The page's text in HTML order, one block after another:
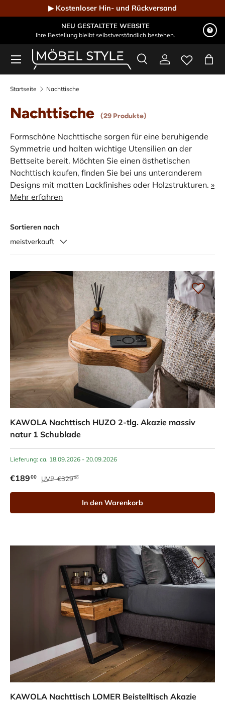
Direkt zum Inhalt
▶ Kostenloser Hin- und Rückversand
NEU GESTALTETE WEBSITE
Ihre Bestellung bleibt selbstverständlich bestehen.
Möbel Style - Der Online-Shop für Designmöbel
Suchen
SucheEinloggen
Menü
Startseite Nachttische
Nachttische (29 Produkte)
Formschöne Nachttische sorgen für eine beruhigende
Symmetrie und halten wichtige Utensilien an der
Bettseite bereit. Möchten Sie einen ästhetischen
Nachttisch kaufen, finden Sie bei uns unteranderem
Designs mit matten Lackfinishes oder Holzstrukturen. »
Mehr erfahren
Sortieren nach
meistverkauft
KAWOLA Nachttisch HUZO 2-tlg. Akazie massiv
natur 1 Schublade
Lieferung: ca. 18.09.2026 - 20.09.2026
€18900 UVP€32900
In den Warenkorb
KAWOLA Nachttisch LOMER Beistelltisch Akazie